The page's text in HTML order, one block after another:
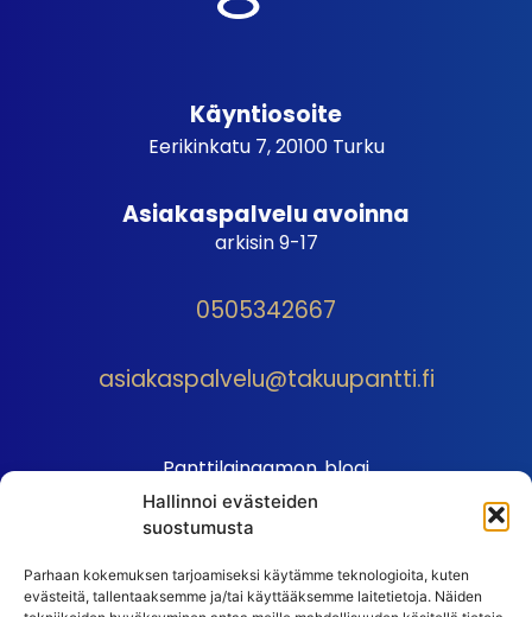
Hallinnoi evästeiden
suostumusta
Parhaan kokemuksen tarjoamiseksi käytämme teknologioita, kuten
evästeitä, tallentaaksemme ja/tai käyttääksemme laitetietoja. Näiden
Käyntiosoite
Eerikinkatu 7, 20100 Turku
Asiakaspalvelu avoinna
arkisin 9-17
0505342667
asiakaspalvelu@takuupantti.fi
Panttilainaamon blogi
Palveluhinnasto
Sopimusehdot
Autopantin sopimusehdot